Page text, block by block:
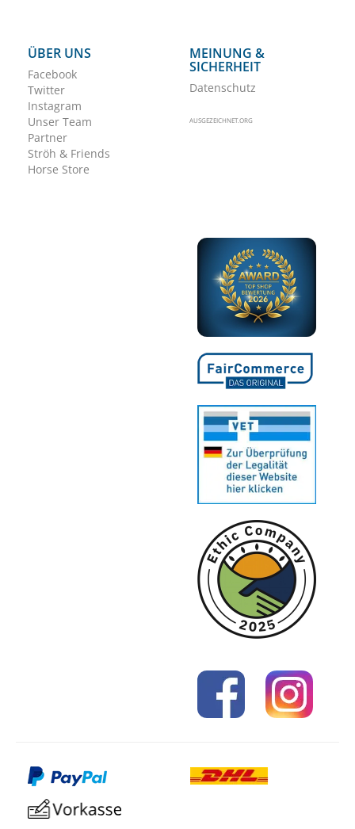
ÜBER UNS
Facebook
Twitter
Instagram
Unser Team
Partner
Ströh & Friends
Horse Store
MEINUNG &
SICHERHEIT
Datenschutz
AUSGEZEICHNET.ORG